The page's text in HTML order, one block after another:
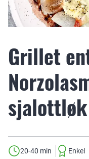
Grillet
sjalottløk
20-40 min Enkel